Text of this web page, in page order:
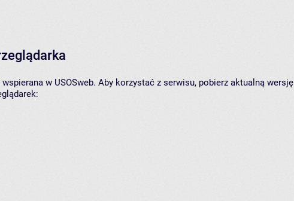
w USOSweb. Aby korzystać z serwisu, pobierz aktualną wersję